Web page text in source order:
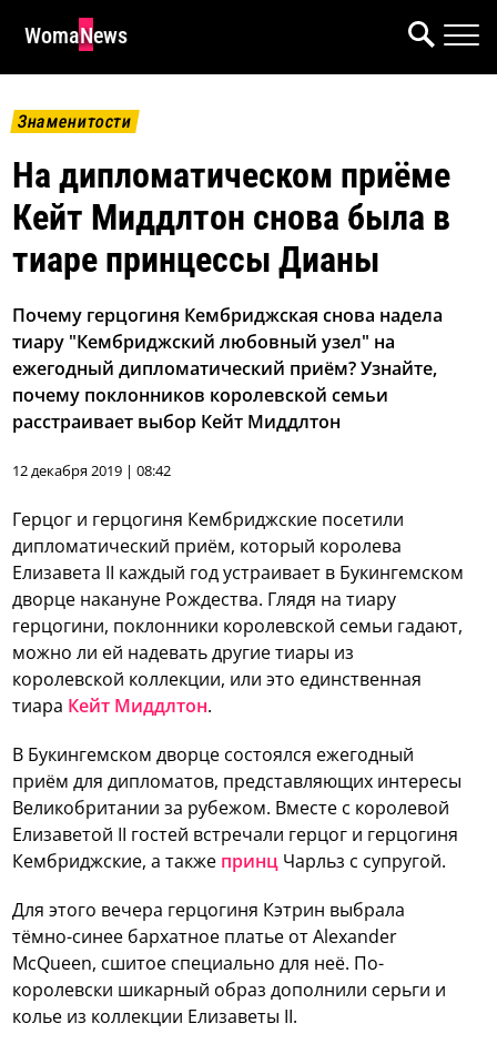
WomaNews
Знаменитости
На дипломатическом приёме
Кейт Миддлтон снова была в
тиаре принцессы Дианы
Почему герцогиня Кембриджская снова надела
тиару "Кембриджский любовный узел" на
ежегодный дипломатический приём? Узнайте,
почему поклонников королевской семьи
расстраивает выбор Кейт Миддлтон
12 декабря 2019 | 08:42
Герцог и герцогиня Кембриджские посетили
дипломатический приём, который королева
Елизавета II каждый год устраивает в Букингемском
дворце накануне Рождества. Глядя на тиару
герцогини, поклонники королевской семьи гадают,
можно ли ей надевать другие тиары из
королевской коллекции, или это единственная
тиара Кейт Миддлтон.
В Букингемском дворце состоялся ежегодный
приём для дипломатов, представляющих интересы
Великобритании за рубежом. Вместе с королевой
Елизаветой II гостей встречали герцог и герцогиня
Кембриджские, а также принц Чарльз с супругой.
Для этого вечера герцогиня Кэтрин выбрала
тёмно-синее бархатное платье от Alexander
McQueen, сшитое специально для неё. По-
королевски шикарный образ дополнили серьги и
колье из коллекции Елизаветы II.